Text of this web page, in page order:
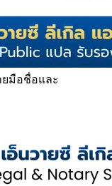
มือชื่อและ